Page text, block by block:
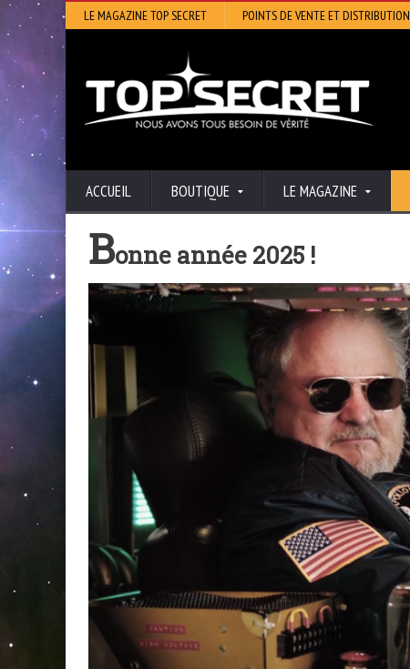
LE MAGAZINE TOP SECRET POINTS DE VENTE ET DISTRIBUTION
ACCUEIL BOUTIQUE LE MAGAZINE
Bonne année 2025 !